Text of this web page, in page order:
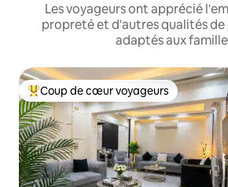
Les voyageurs ont apprécié
propreté et d'autres qualités de
adaptés aux
Coup de cœur voyageurs parmi les
Coup de cœur voyageurs